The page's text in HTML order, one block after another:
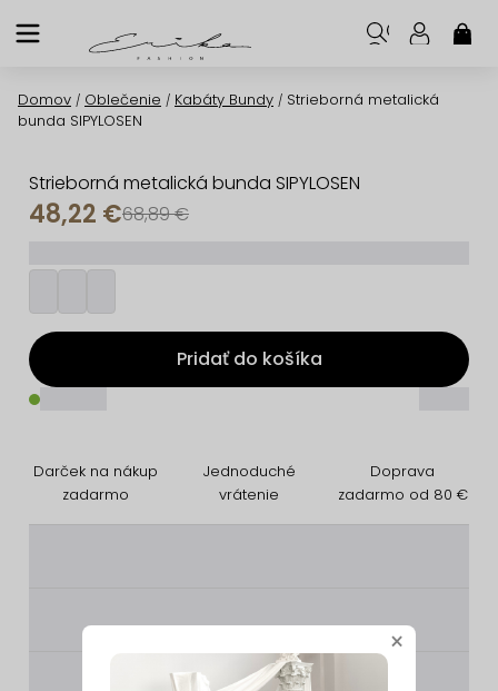
na
Domov / Oblečenie / Kabáty Bundy / Strieborná metalická
bunda SIPYLOSEN
Strieborná metalická bunda SIPYLOSEN
68,89 €
48,22 €
Pridať do košíka
Darček na nákup
zadarmo
Jednoduché
vrátenie
Doprava
zadarmo od 80 €
________
×